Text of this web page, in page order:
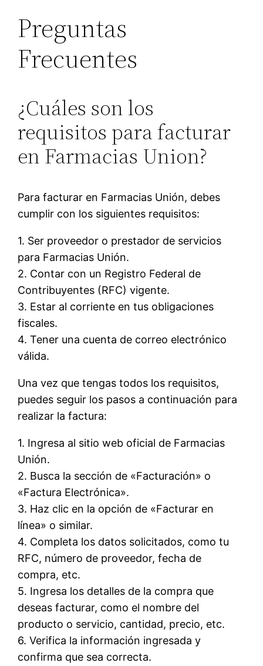
Preguntas
Frecuentes
¿Cuáles son los
requisitos para facturar
en Farmacias Union?
Para facturar en Farmacias Unión, debes
cumplir con los siguientes requisitos:
1. Ser proveedor o prestador de servicios
para Farmacias Unión.
2. Contar con un Registro Federal de
Contribuyentes (RFC) vigente.
3. Estar al corriente en tus obligaciones
fiscales.
4. Tener una cuenta de correo electrónico
válida.
Una vez que tengas todos los requisitos,
puedes seguir los pasos a continuación para
realizar la factura:
1. Ingresa al sitio web oficial de Farmacias
Unión.
2. Busca la sección de «Facturación» o
«Factura Electrónica».
3. Haz clic en la opción de «Facturar en
línea» o similar.
4. Completa los datos solicitados, como tu
RFC, número de proveedor, fecha de
compra, etc.
5. Ingresa los detalles de la compra que
deseas facturar, como el nombre del
producto o servicio, cantidad, precio, etc.
6. Verifica la información ingresada y
confirma que sea correcta.